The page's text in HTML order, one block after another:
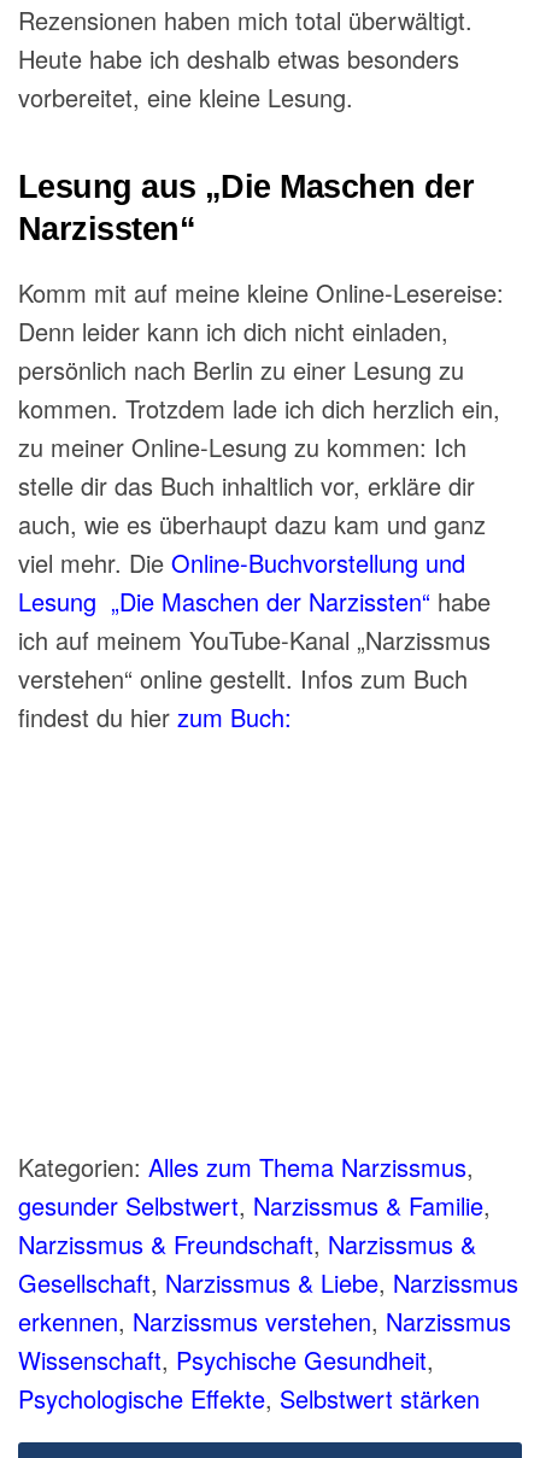
Rezensionen haben mich total überwältigt.
Heute habe ich deshalb etwas besonders
vorbereitet, eine kleine Lesung.
Lesung aus „Die Maschen der
Narzissten“
Komm mit auf meine kleine Online-Lesereise:
Denn leider kann ich dich nicht einladen,
persönlich nach Berlin zu einer Lesung zu
kommen. Trotzdem lade ich dich herzlich ein,
zu meiner Online-Lesung zu kommen: Ich
stelle dir das Buch inhaltlich vor, erkläre dir
auch, wie es überhaupt dazu kam und ganz
viel mehr. Die Online-Buchvorstellung und
Lesung „Die Maschen der Narzissten“ habe
ich auf meinem YouTube-Kanal „Narzissmus
verstehen“ online gestellt. Infos zum Buch
findest du hier zum Buch:
Kategorien: Alles zum Thema Narzissmus,
gesunder Selbstwert, Narzissmus & Familie,
Narzissmus & Freundschaft, Narzissmus &
Gesellschaft, Narzissmus & Liebe, Narzissmus
erkennen, Narzissmus verstehen, Narzissmus
Wissenschaft, Psychische Gesundheit,
Psychologische Effekte, Selbstwert stärken